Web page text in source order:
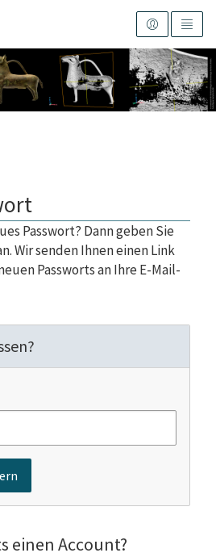
Passwort? Dann geben Sie
Wir senden Ihnen einen Link
Passworts an Ihre E-Mail-
einen Account?